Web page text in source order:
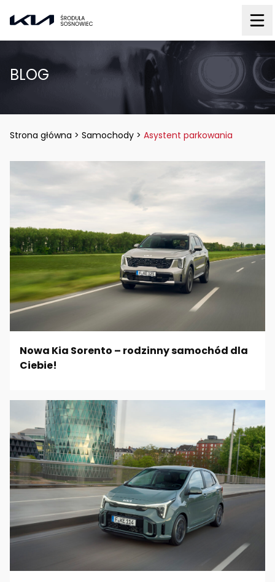
BLOG
Strona główna > Samochody > Asystent parkowania
Nowa Kia Sorento – rodzinny samochód dla
Ciebie!